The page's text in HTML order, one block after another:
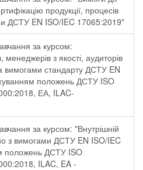
продукції, процесів
ДСТУ EN ISO/IEC 17065:2019"
за курсом:
менеджерів з якості, аудиторів
вимогами стандарту ДСТУ EN
положень ДСТУ ISO
ЕА, ILAC-
за курсом: "Внутрішній
з вимогами ДСТУ EN ISO/IEC
положень ДСТУ ISO
ILAC, EA -